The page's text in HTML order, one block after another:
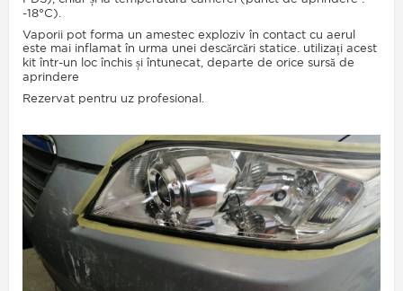
-18°C).
Vaporii pot forma un amestec exploziv în contact cu aerul
este mai inflamat în urma unei descărcări statice. utilizați acest
kit într-un loc închis și întunecat, departe de orice sursă de
aprindere
Rezervat pentru uz profesional.